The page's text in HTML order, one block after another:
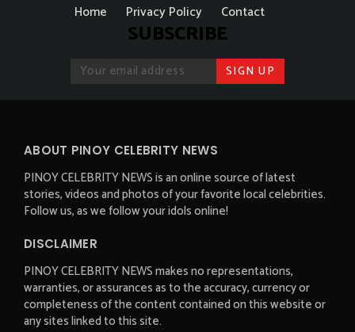
Home Privacy Policy Contact
SUBSCRIBE
ABOUT PINOY CELEBRITY NEWS
PINOY CELEBRITY NEWS is an online source of latest
stories, videos and photos of your favorite local celebrities.
Follow us, as we follow your idols online!
DISCLAIMER
PINOY CELEBRITY NEWS makes no representations,
warranties, or assurances as to the accuracy, currency or
completeness of the content contained on this website or
any sites linked to this site.